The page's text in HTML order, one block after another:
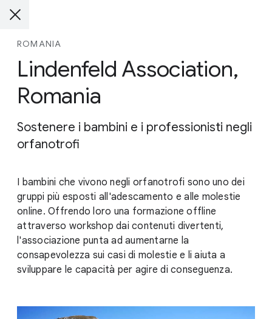
ROMANIA
Lindenfeld Association,
Romania
Sostenere i bambini e i professionisti negli
orfanotrofi
I bambini che vivono negli orfanotrofi sono uno dei
gruppi più esposti all'adescamento e alle molestie
online. Offrendo loro una formazione offline
attraverso workshop dai contenuti divertenti,
l'associazione punta ad aumentarne la
consapevolezza sui casi di molestie e li aiuta a
sviluppare le capacità per agire di conseguenza.